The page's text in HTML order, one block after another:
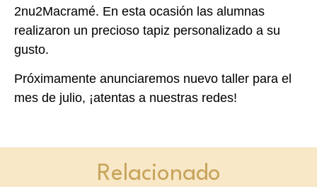
2nu2Macramé. En esta ocasión las alumnas
realizaron un precioso tapiz personalizado a su
gusto.
Próximamente anunciaremos nuevo taller para el
mes de julio, ¡atentas a nuestras redes!
Relacionado